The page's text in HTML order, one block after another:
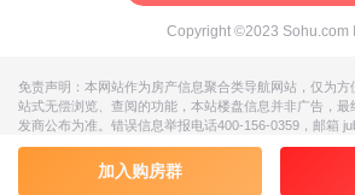
终极答案：大家的“口袋”
预期可以靠政策短暂提振，但真正
力，只能来源于居民实实在在的收
是，内需消费亦如是。
Copyright ©2023 Sohu.com
免责声明：本网站作为房产信息聚合类导航网站，仅为
站式无偿浏览、查阅的功能，本站楼盘信息并非广告，
发商公布为准。错误信息举报电话400-156-0359，邮箱
加入购房群